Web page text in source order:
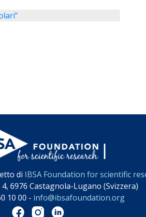
di IBSA Foundation for scientific
6976 Castagnola-Lugano (Svizzera)
10 00 - info@ibsafoundation.org